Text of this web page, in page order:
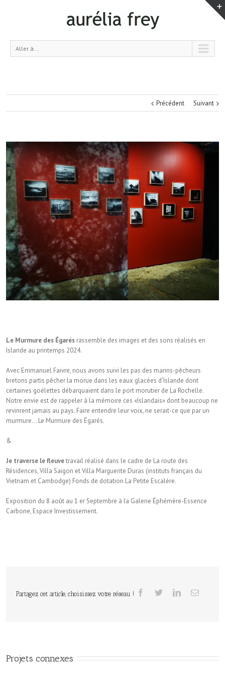
Aller à...
Précédent Suivant
Le Murmure des Égarés rassemble des images et des sons réalisés en
Islande au printemps 2024.
Avec Emmanuel Faivre, nous avons suivi les pas des marins-pêcheurs
bretons partis pêcher la morue dans les eaux glacées d’Islande dont
certaines goélettes débarquaient dans le port morutier de La Rochelle.
Notre envie est de rappeler à la mémoire ces «Islandais» dont beaucoup ne
revinrent jamais au pays. Faire entendre leur voix, ne serait-ce que par un
murmure… Le Murmure des Égarés.
&
Je traverse le fleuvetravail réalisé dans le cadre de La route des
Résidences, Villa Saigon et Villa Marguerite Duras (instituts français du
Vietnam et Cambodge) Fonds de dotation La Petite Escalère.
Exposition du 8 août au 1 er Septembre à la Galerie Éphémère-Essence
Carbone, Espace Investissement.
Partagez cet article, choisissez votre réseau !
Projets connexes